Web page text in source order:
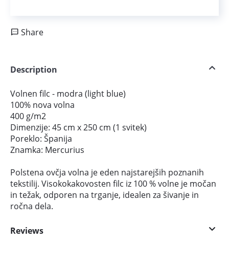
Share
Description
Volnen filc - modra (light blue)
100% nova volna
400 g/m2
Dimenzije: 45 cm x 250 cm (1 svitek)
Poreklo: Španija
Znamka: Mercurius
Polstena ovčja volna je eden najstarejših poznanih
tekstilij. Visokokakovosten filc iz 100 % volne je močan
in težak, odporen na trganje, idealen za šivanje in
ročna dela.
Reviews